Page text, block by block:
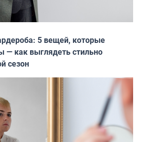
5 вещей, которые
— как выглядеть стильно
сезон